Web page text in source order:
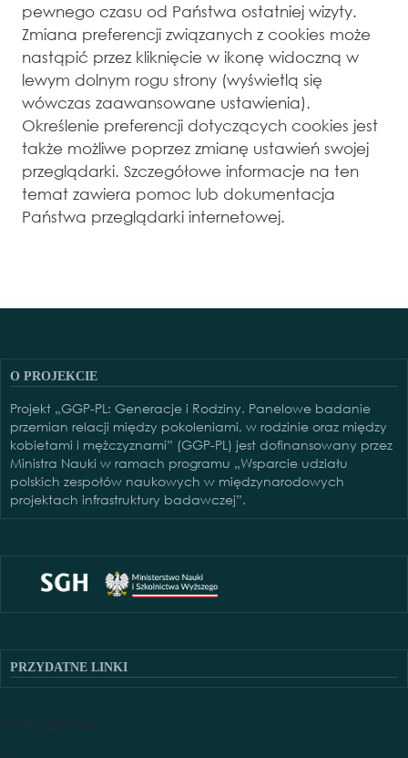
pewnego czasu od Państwa ostatniej wizyty.
Zmiana preferencji związanych z cookies może
nastąpić przez kliknięcie w ikonę widoczną w
lewym dolnym rogu strony (wyświetlą się
wówczas zaawansowane ustawienia).
Określenie preferencji dotyczących cookies jest
także możliwe poprzez zmianę ustawień swojej
przeglądarki. Szczegółowe informacje na ten
temat zawiera pomoc lub dokumentacja
Państwa przeglądarki internetowej.
O PROJEKCIE
Projekt „GGP-PL: Generacje i Rodziny. Panelowe badanie
przemian relacji między pokoleniami, w rodzinie oraz między
kobietami i mężczyznami” (GGP-PL) jest dofinansowany przez
Ministra Nauki w ramach programu „Wsparcie udziału
polskich zespołów naukowych w międzynarodowych
projektach infrastruktury badawczej”.
PRZYDATNE LINKI
Strona główna